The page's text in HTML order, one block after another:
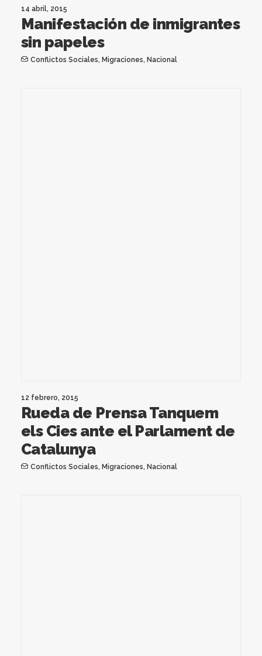
14 abril, 2015
Manifestación de inmigrantes
sin papeles
Conflictos Sociales, Migraciones, Nacional
12 febrero, 2015
Rueda de Prensa Tanquem
els Cies ante el Parlament de
Catalunya
Conflictos Sociales, Migraciones, Nacional